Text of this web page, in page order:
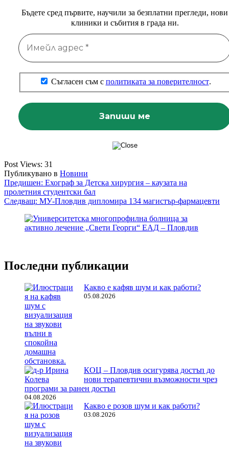
Бъдете сред първите, научили за безплатни прегледи, нови
клиники и събития в града ни.
Съгласен съм с политиката за поверителност.
Post Views: 31
Публикувано в Новини
Навигация
Предишен: Ехограф за Детска хирургия – каузата на
пролетния студентски бал
Следващ: МУ-Пловдив дипломира 134 магистър-фармацевти
Последни публикации
Какво е кафяв шум и как работи?
05.08.2026
КОЦ – Пловдив осигурява достъп до
нови терапевтични възможности чрез
програми за ранен достъп
04.08.2026
Какво е розов шум и как работи?
03.08.2026